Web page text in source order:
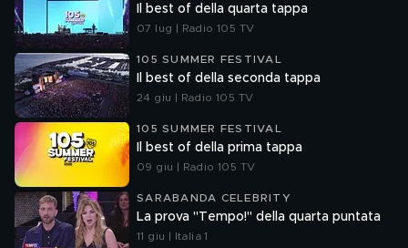
Il best of della quarta tappa
07 lug | Radio 105 TV
105 SUMMER FESTIVAL
Il best of della seconda tappa
24 giu | Radio 105 TV
105 SUMMER FESTIVAL
Il best of della prima tappa
09 giu | Radio 105 TV
SARABANDA CELEBRITY
La prova "Tempo!" della quarta puntata
11 giu | Italia 1